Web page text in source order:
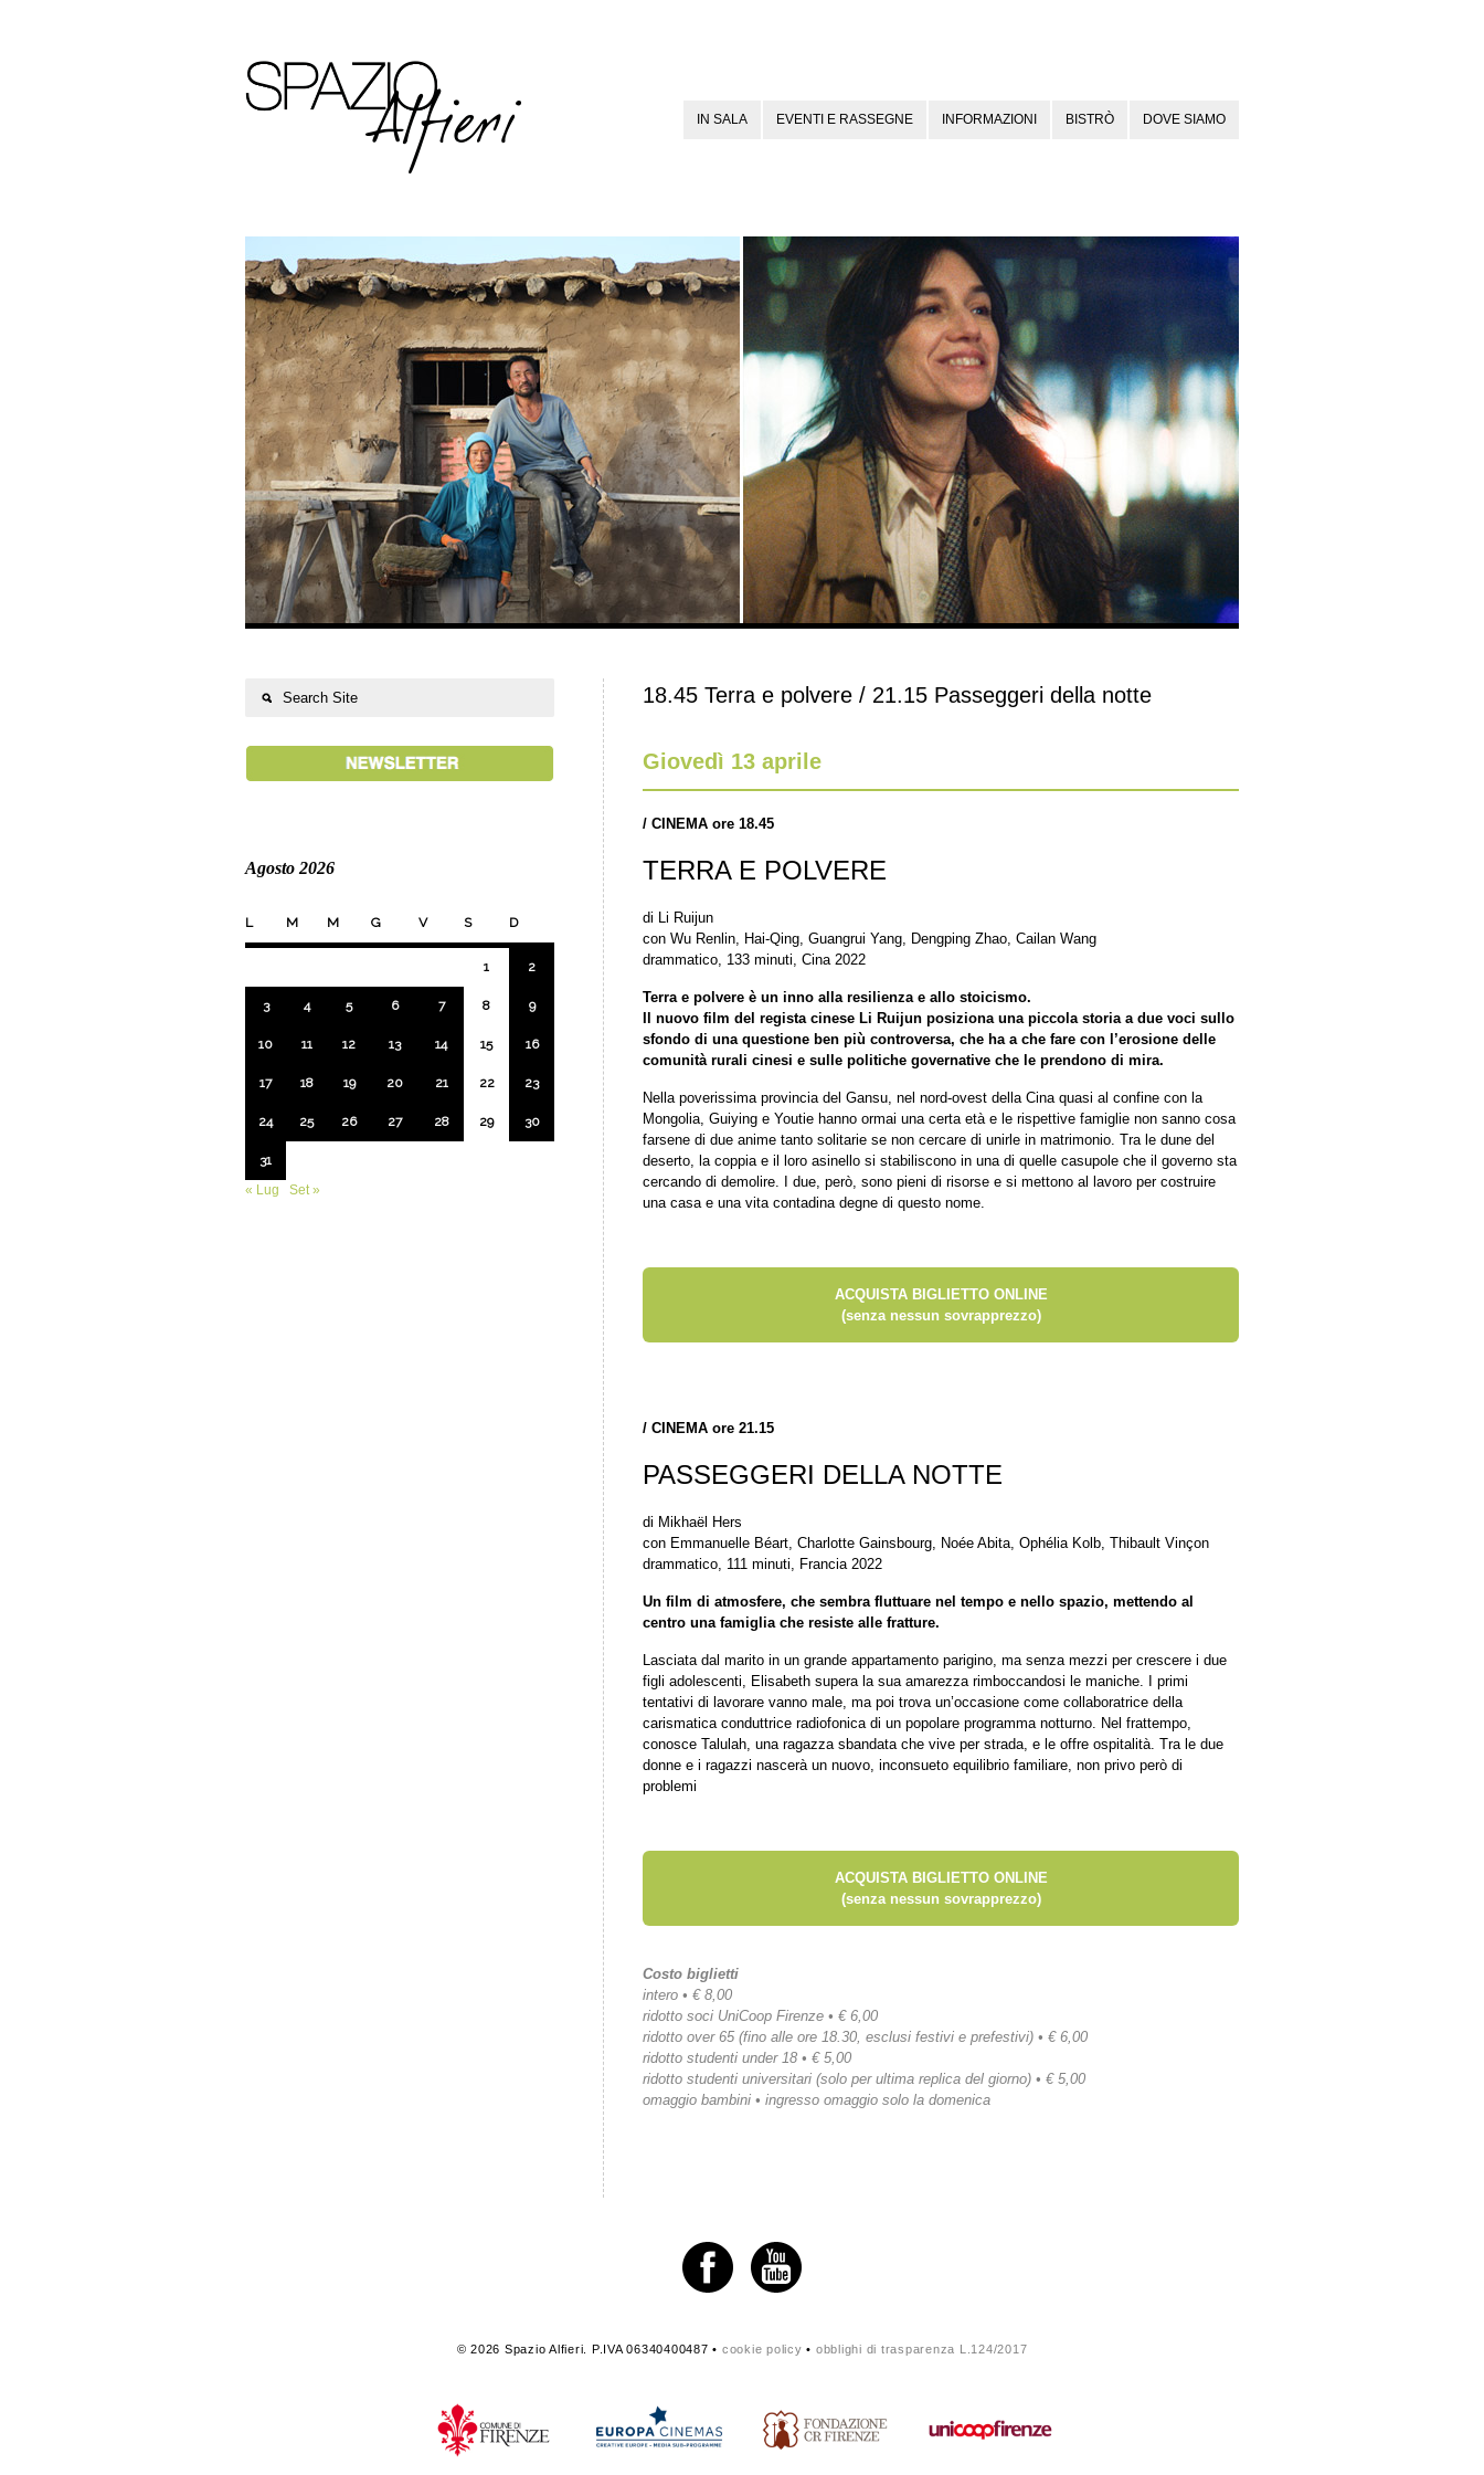
IN SALA EVENTI E RASSEGNE INFORMAZIONI BISTRÒ DOVE SIAMO
18.45 Terra e polvere / 21.15 Passeggeri della notte
Giovedì 13 aprile
/ CINEMA ore 18.45
TERRA E POLVERE
di Li Ruijun
con Wu Renlin, Hai-Qing, Guangrui Yang, Dengping Zhao, Cailan Wang
drammatico, 133 minuti, Cina 2022
Terra e polvere è un inno alla resilienza e allo stoicismo.
Il nuovo film del regista cinese Li Ruijun posiziona una piccola storia a due voci sullo
sfondo di una questione ben più controversa, che ha a che fare con l’erosione delle
comunità rurali cinesi e sulle politiche governative che le prendono di mira.
Nella poverissima provincia del Gansu, nel nord-ovest della Cina quasi al confine con la
Mongolia, Guiying e Youtie hanno ormai una certa età e le rispettive famiglie non sanno cosa
farsene di due anime tanto solitarie se non cercare di unirle in matrimonio. Tra le dune del
deserto, la coppia e il loro asinello si stabiliscono in una di quelle casupole che il governo sta
cercando di demolire. I due, però, sono pieni di risorse e si mettono al lavoro per costruire
una casa e una vita contadina degne di questo nome.
ACQUISTA BIGLIETTO ONLINE
(senza nessun sovrapprezzo)
/ CINEMA ore 21.15
PASSEGGERI DELLA NOTTE
di Mikhaël Hers
con Emmanuelle Béart, Charlotte Gainsbourg, Noée Abita, Ophélia Kolb, Thibault Vinçon
drammatico, 111 minuti, Francia 2022
Un film di atmosfere, che sembra fluttuare nel tempo e nello spazio, mettendo al
centro una famiglia che resiste alle fratture.
Lasciata dal marito in un grande appartamento parigino, ma senza mezzi per crescere i due
figli adolescenti, Elisabeth supera la sua amarezza rimboccandosi le maniche. I primi
tentativi di lavorare vanno male, ma poi trova un’occasione come collaboratrice della
carismatica conduttrice radiofonica di un popolare programma notturno. Nel frattempo,
conosce Talulah, una ragazza sbandata che vive per strada, e le offre ospitalità. Tra le due
donne e i ragazzi nascerà un nuovo, inconsueto equilibrio familiare, non privo però di
problemi
ACQUISTA BIGLIETTO ONLINE
(senza nessun sovrapprezzo)
Costo biglietti
intero • € 8,00
ridotto soci UniCoop Firenze • € 6,00
ridotto over 65 (fino alle ore 18.30, esclusi festivi e prefestivi) • € 6,00
ridotto studenti under 18 • € 5,00
ridotto studenti universitari (solo per ultima replica del giorno) • € 5,00
omaggio bambini • ingresso omaggio solo la domenica
Agosto 2026
L M M G V S D
1 2
3 4 5 6 7 8 9
10 11 12 13 14 15 16
17 18 19 20 21 22 23
24 25 26 27 28 29 30
31
« Lug
Set »
© 2026 Spazio Alfieri. P.IVA 06340400487 • cookie policy • obblighi di trasparenza L.124/2017